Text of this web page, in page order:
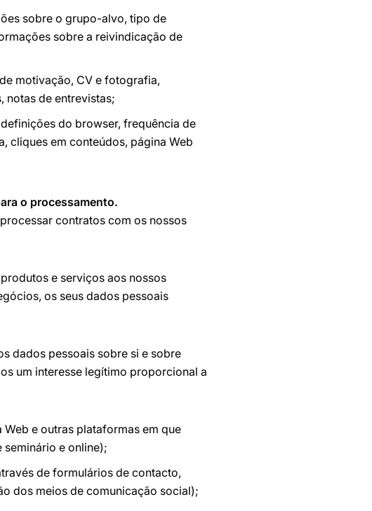
sobre o grupo-alvo, tipo de
sobre a reivindicação de
motivação, CV e fotografia,
notas de entrevistas;
do browser, frequência de
cliques em conteúdos, página Web
o processamento.
contratos com os nossos
e serviços aos nossos
os seus dados pessoais
dados pessoais sobre si e sobre
um interesse legítimo proporcional a
e outras plataformas em que
e online);
de formulários de contacto,
dos meios de comunicação social);